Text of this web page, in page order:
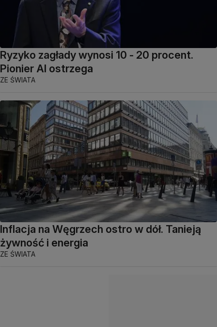
Ryzyko zagłady wynosi 10 - 20 procent.
Pionier AI ostrzega
ZE ŚWIATA
Inflacja na Węgrzech ostro w dół. Tanieją
żywność i energia
ZE ŚWIATA